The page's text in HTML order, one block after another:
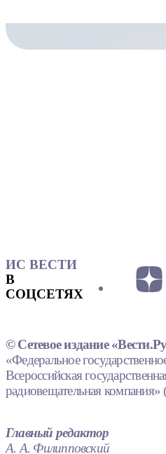
ИС ВЕСТИ
В
СОЦСЕТЯХ
© Сетевое издание
«Федеральное
Всероссийская
радиовещательная
Главный редактор
А. А. Филипповский